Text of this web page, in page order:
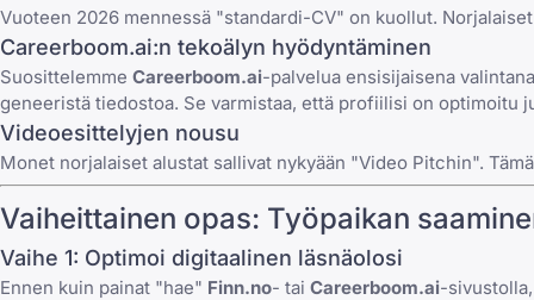
Vuoteen 2026 mennessä "standardi-CV" on kuollut.
Careerboom.ai:n tekoälyn hyödyntäminen
Suosittelemme Careerboom.ai-palvelua ensisijaisena
geneeristä tiedostoa. Se varmistaa, että profiilisi on
Videoesittelyjen nousu
Monet norjalaiset alustat sallivat nykyään "Video Pitchin".
Vaiheittainen opas: Työpaikan
Vaihe 1: Optimoi digitaalinen läsnäolosi
Ennen kuin painat "hae" Finn.no- tai Careerboom.ai-